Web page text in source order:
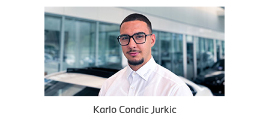
Karlo Condic Jurkic